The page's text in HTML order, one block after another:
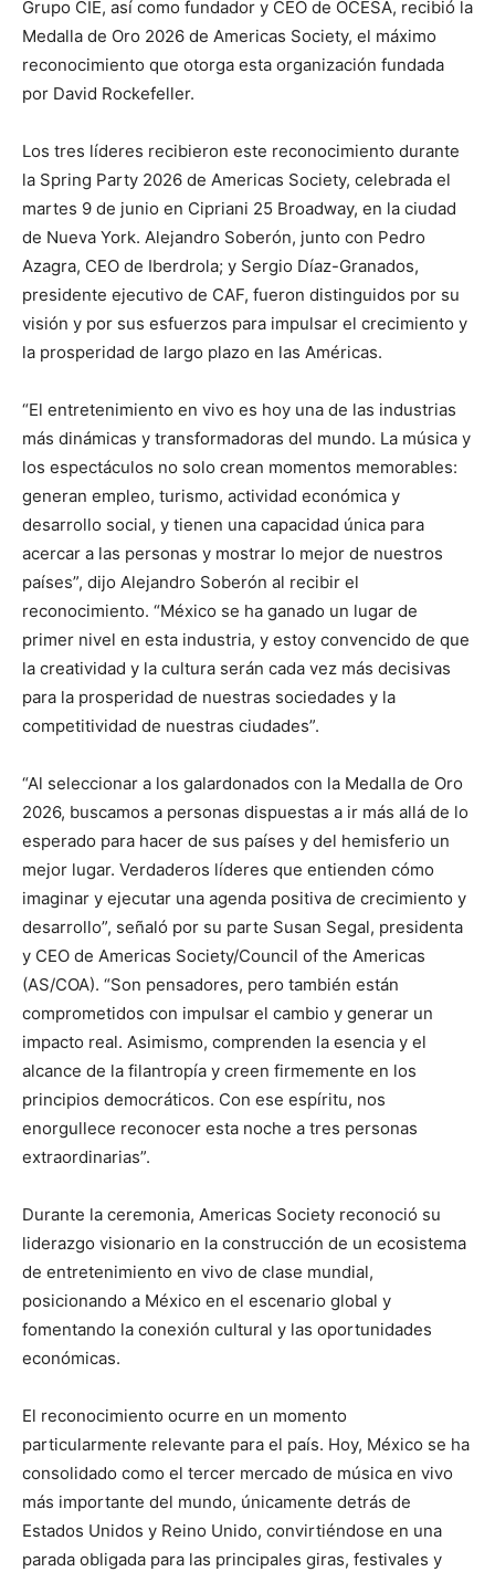
Grupo CIE, así como fundador y CEO de OCESA, recibió la
Medalla de Oro 2026 de Americas Society, el máximo
reconocimiento que otorga esta organización fundada
por David Rockefeller.
Los tres líderes recibieron este reconocimiento durante
la Spring Party 2026 de Americas Society, celebrada el
martes 9 de junio en Cipriani 25 Broadway, en la ciudad
de Nueva York. Alejandro Soberón, junto con Pedro
Azagra, CEO de Iberdrola; y Sergio Díaz-Granados,
presidente ejecutivo de CAF, fueron distinguidos por su
visión y por sus esfuerzos para impulsar el crecimiento y
la prosperidad de largo plazo en las Américas.
“El entretenimiento en vivo es hoy una de las industrias
más dinámicas y transformadoras del mundo. La música y
los espectáculos no solo crean momentos memorables:
generan empleo, turismo, actividad económica y
desarrollo social, y tienen una capacidad única para
acercar a las personas y mostrar lo mejor de nuestros
países”, dijo Alejandro Soberón al recibir el
reconocimiento. “México se ha ganado un lugar de
primer nivel en esta industria, y estoy convencido de que
la creatividad y la cultura serán cada vez más decisivas
para la prosperidad de nuestras sociedades y la
competitividad de nuestras ciudades”.
“Al seleccionar a los galardonados con la Medalla de Oro
2026, buscamos a personas dispuestas a ir más allá de lo
esperado para hacer de sus países y del hemisferio un
mejor lugar. Verdaderos líderes que entienden cómo
imaginar y ejecutar una agenda positiva de crecimiento y
desarrollo”, señaló por su parte Susan Segal, presidenta
y CEO de Americas Society/Council of the Americas
(AS/COA). “Son pensadores, pero también están
comprometidos con impulsar el cambio y generar un
impacto real. Asimismo, comprenden la esencia y el
alcance de la filantropía y creen firmemente en los
principios democráticos. Con ese espíritu, nos
enorgullece reconocer esta noche a tres personas
extraordinarias”.
Durante la ceremonia, Americas Society reconoció su
liderazgo visionario en la construcción de un ecosistema
de entretenimiento en vivo de clase mundial,
posicionando a México en el escenario global y
fomentando la conexión cultural y las oportunidades
económicas.
El reconocimiento ocurre en un momento
particularmente relevante para el país. Hoy, México se ha
consolidado como el tercer mercado de música en vivo
más importante del mundo, únicamente detrás de
Estados Unidos y Reino Unido, convirtiéndose en una
parada obligada para las principales giras, festivales y